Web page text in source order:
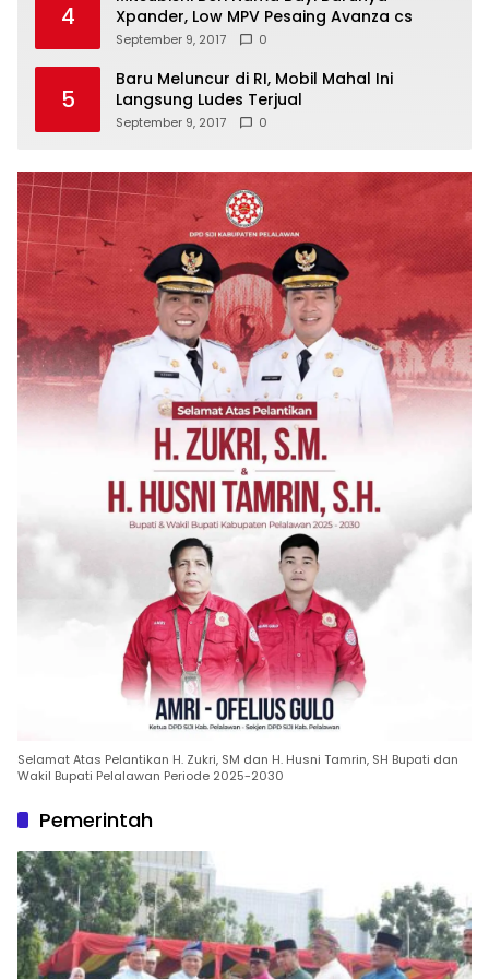
4
Xpander, Low MPV Pesaing Avanza cs
September 9, 2017 0
5
Baru Meluncur di RI, Mobil Mahal Ini
Langsung Ludes Terjual
September 9, 2017 0
Selamat Atas Pelantikan H. Zukri, SM dan H. Husni Tamrin, SH Bupati dan
Wakil Bupati Pelalawan Periode 2025-2030
Pemerintah